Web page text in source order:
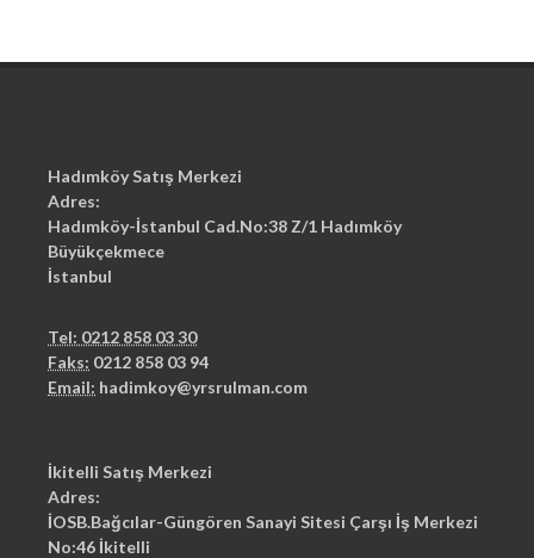
Hadımköy Satış Merkezi
Adres:
Hadımköy-İstanbul Cad.No:38 Z/1 Hadımköy
Büyükçekmece
İstanbul
Tel: 0212 858 03 30
Faks: 0212 858 03 94
Email: hadimkoy@yrsrulman.com
İkitelli Satış Merkezi
Adres:
İOSB.Bağcılar-Güngören Sanayi Sitesi Çarşı İş Merkezi
No:46 İkitelli